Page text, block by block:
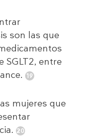
son las que
SGLT2, entre
mujeres que